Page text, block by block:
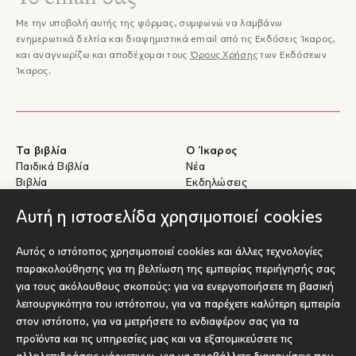
Αυτή η ιστοσελίδα χρησιμοποιεί cookies
Αυτός ο ιστότοπος χρησιμοποιεί cookies και άλλες τεχνολογίες
παρακολούθησης για τη βελτίωση της εμπειρίας περιήγησής σας
για τους ακόλουθους σκοπούς: για να ενεργοποιήσετε τη βασική
λειτουργικότητα του ιστότοπου, για να παρέχετε καλύτερη εμπειρία
στον ιστότοπο, για να μετρήσετε το ενδιαφέρον σας για τα
προϊόντα και τις υπηρεσίες μας και να εξατομικεύσετε τις
Με την υποβολή αυτής της φόρμας, συμφωνώ να λαμβάνω
ενημερωτικά δελτία και διαφημιστικά email από τις Εκδόσεις Ίκαρος,
και αναγνωρίζω και αποδέχομαι τους Όρους Χρήσης των Εκδόσεων
Ίκαρος.
Τα βιβλία
Παιδικά Βιβλία
Βιβλία
Ο Ίκαρος
Νέα
Εκδηλώσεις
Βοήθεια
Αποστολές & Επιστροφές
Πληρωμές & Ασφάλεια
Σχετικά με τα eBooks
Επικοινωνία
Για Συγγραφείς
Υποβολή έργου προς έκδοση